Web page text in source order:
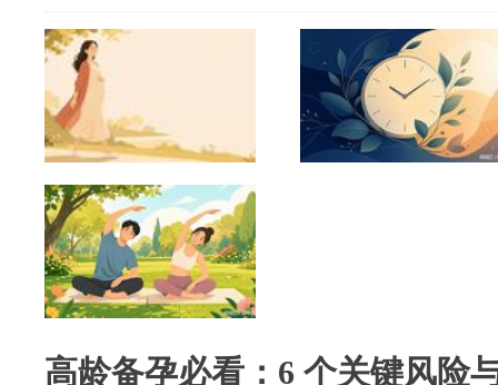
高龄备孕必看：6 个关键风险